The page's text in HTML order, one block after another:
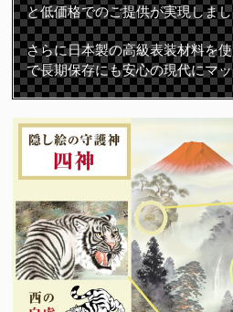
と低価格でのご提供が実現しま
さらに日本製の高級表装材料を
で長期保存にも安心の現代にマ